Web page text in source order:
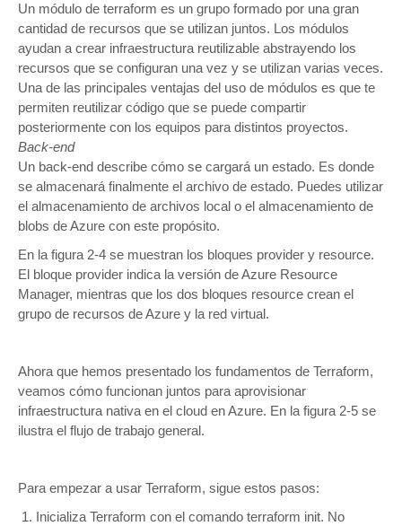
Un módulo de terraform es un grupo formado por una gran
cantidad de recursos que se utilizan juntos. Los módulos
ayudan a crear infraestructura reutilizable abstrayendo los
recursos que se configuran una vez y se utilizan varias veces.
Una de las principales ventajas del uso de módulos es que te
permiten reutilizar código que se puede compartir
posteriormente con los equipos para distintos proyectos.
Back-end
Un back-end describe cómo se cargará un estado. Es donde
se almacenará finalmente el archivo de estado. Puedes utilizar
el almacenamiento de archivos local o el almacenamiento de
blobs de Azure con este propósito.
En la figura 2-4 se muestran los bloques provider y resource.
El bloque provider indica la versión de Azure Resource
Manager, mientras que los dos bloques resource crean el
grupo de recursos de Azure y la red virtual.
Ahora que hemos presentado los fundamentos de Terraform,
veamos cómo funcionan juntos para aprovisionar
infraestructura nativa en el cloud en Azure. En la figura 2-5 se
ilustra el flujo de trabajo general.
Para empezar a usar Terraform, sigue estos pasos:
Inicializa Terraform con el comando terraform init. No